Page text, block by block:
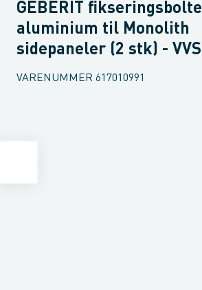
GEBERIT fikseringsbolte
aluminium til Monolith
sidepaneler (2 stk) - VVS
VARENUMMER 617010991